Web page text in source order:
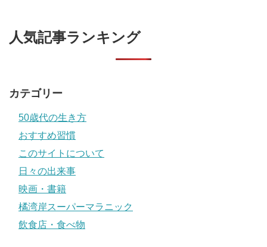
人気記事ランキング
カテゴリー
50歳代の生き方
おすすめ習慣
このサイトについて
日々の出来事
映画・書籍
橘湾岸スーパーマラニック
飲食店・食べ物